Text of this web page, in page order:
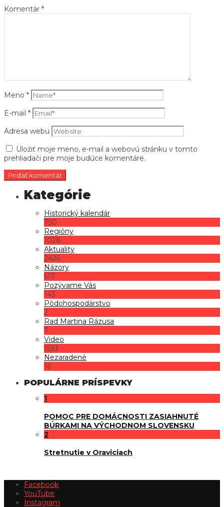
Komentár *
Meno *
E-mail *
Adresa webu
Uložiť moje meno, e-mail a webovú stránku v tomto
prehliadači pre moje budúce komentáre.
Historický kalendár
750
Regióny
1028
Aktuality
2426
Názory
517
Pozývame Vás
143
Pôdohospodárstvo
2
Rad Martina Rázusa
7
Video
1533
Nezaradené
16
POPULÁRNE PRÍSPEVKY
1
POMOC PRE DOMÁCNOSTI ZASIAHNUTÉ
BÚRKAMI NA VÝCHODNOM SLOVENSKU
2
Stretnutie v Oraviciach
Facebook
YouTube
Instagram